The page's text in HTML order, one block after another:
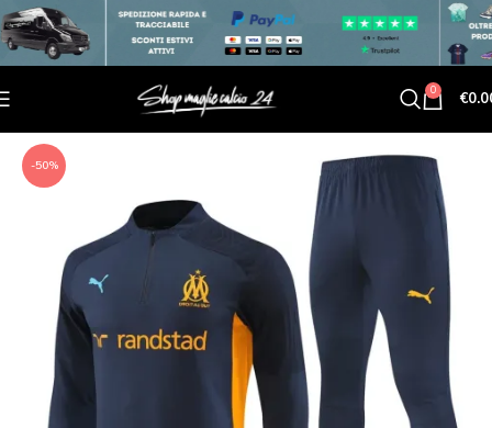
0 €
-50%